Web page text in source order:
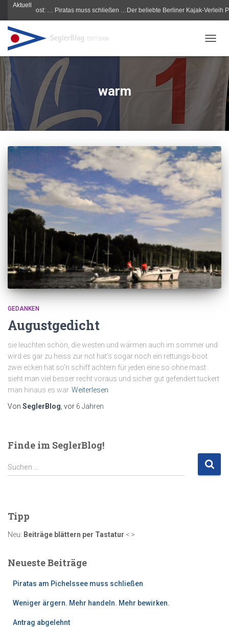
Aktuell
… Piratas muss schließen …Der beliebte Berliner Kajak-Verleih
warm
GEDANKEN
Augustgedicht
sie leuchten schön, die westen und wärmen auch im sommer und
wird es gar zu heiss zur not hat’s sogar noch ein rettungs-boot
zwei ecken hat so’n schiff achtern für jeden eine so ohne mast
sieht man viel besser recht voraus und sicher gut gefendert tuckert
man hinaus es war Weiterlesen
Von SeglerBlog , vor 6 Jahren
Finde im SeglerBlog!
S
u
n
n
h
Suchen …
Tipp
Neu: Beiträge blättern per Tastatur < >
Neueste Beiträge
Piratas am Pichelssee muss schließen
Weniger ärgern. Mehr handeln. Mehr bewirken.
Antrag abgelehnt